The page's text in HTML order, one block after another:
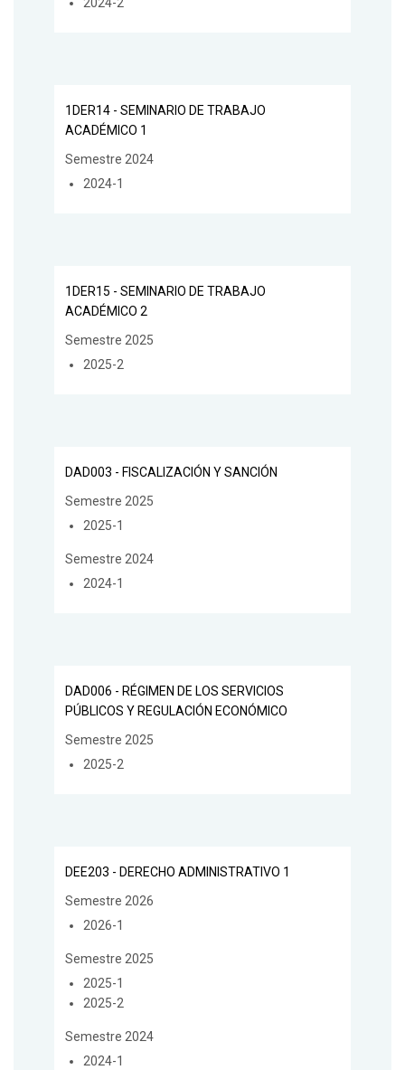
2024-2
1DER14 - SEMINARIO DE TRABAJO
ACADÉMICO 1
Semestre 2024
2024-1
1DER15 - SEMINARIO DE TRABAJO
ACADÉMICO 2
Semestre 2025
2025-2
DAD003 - FISCALIZACIÓN Y SANCIÓN
Semestre 2025
2025-1
Semestre 2024
2024-1
DAD006 - RÉGIMEN DE LOS SERVICIOS
PÚBLICOS Y REGULACIÓN ECONÓMICO
Semestre 2025
2025-2
DEE203 - DERECHO ADMINISTRATIVO 1
Semestre 2026
2026-1
Semestre 2025
2025-1
2025-2
Semestre 2024
2024-1